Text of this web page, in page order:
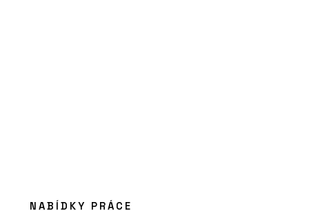
NABÍDKY PRÁCE